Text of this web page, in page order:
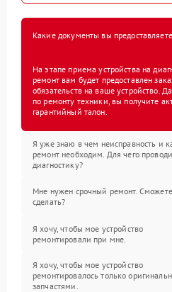
Какие документы вы
На этапе приема устройства на
ремонт вам будет предоставлен
обязательств на ваше устройство.
по ремонту техники, вы получите
гарантийный талон.
Я уже знаю в чем неисправность и
ремонт необходим. Для чего
диагностику?
Мне нужен срочный ремонт. Сможете
сделать?
Я хочу, чтобы мое устройство
ремонтировали при мне.
Я хочу, чтобы мое устройство
ремонтировалось только
запчастями.